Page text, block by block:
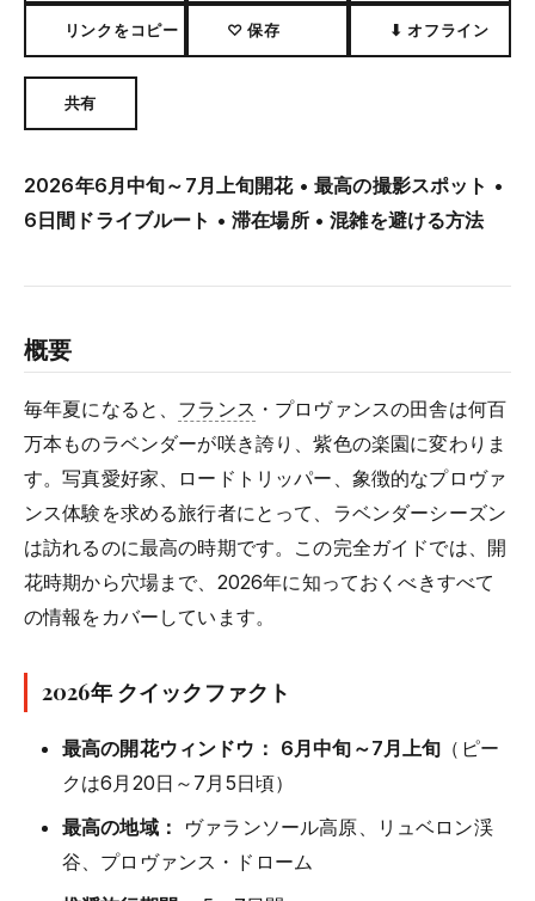
リンクをコピー ♡ 保存 ⬇ オフライン
共有
2026年6月中旬～7月上旬開花 • 最高の撮影スポット •
6日間ドライブルート • 滞在場所 • 混雑を避ける方法
概要
毎年夏になると、 フランス ・プロヴァンスの田舎は何百
万本ものラベンダーが咲き誇り、紫色の楽園に変わりま
す。写真愛好家、ロードトリッパー、象徴的なプロヴァ
ンス体験を求める旅行者にとって、ラベンダーシーズン
は訪れるのに最高の時期です。この完全ガイドでは、開
花時期から穴場まで、2026年に知っておくべきすべて
の情報をカバーしています。
2026年 クイックファクト
最高の開花ウィンドウ： 6月中旬～7月上旬 （ピー
クは6月20日～7月5日頃）
最高の地域：
ヴァランソール高原、リュベロン渓
谷、プロヴァンス・ドローム